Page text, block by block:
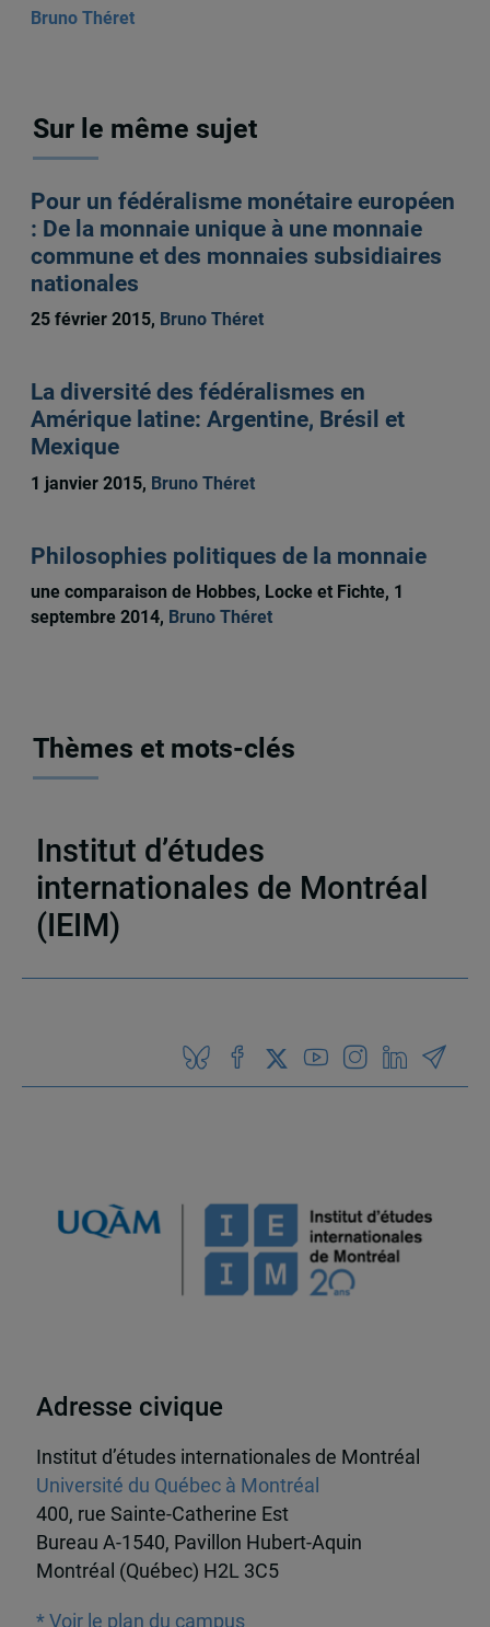
Bruno Théret
Sur le même sujet
Pour un fédéralisme monétaire européen
: De la monnaie unique à une monnaie
commune et des monnaies subsidiaires
nationales
25 février 2015, Bruno Théret
La diversité des fédéralismes en
Amérique latine: Argentine, Brésil et
Mexique
1 janvier 2015, Bruno Théret
Philosophies politiques de la monnaie
une comparaison de Hobbes, Locke et Fichte, 1
septembre 2014, Bruno Théret
Thèmes et mots-clés
Institut d’études
internationales de Montréal
(IEIM)
Adresse civique
Institut d’études internationales de Montréal
Université du Québec à Montréal
400, rue Sainte-Catherine Est
Bureau A-1540, Pavillon Hubert-Aquin
Montréal (Québec) H2L 3C5
* Voir le plan du campus